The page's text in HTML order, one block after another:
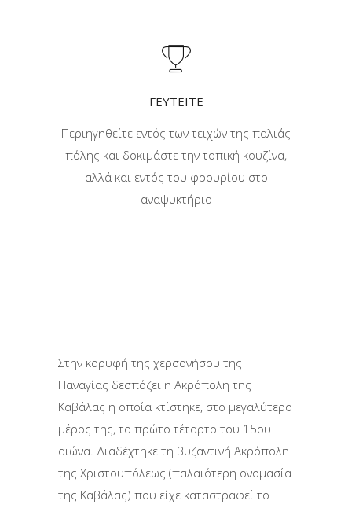
ΓΕΥΤΕΙΤΕ
Περιηγηθείτε εντός των τειχών της παλιάς
πόλης και δοκιμάστε την τοπική κουζίνα,
αλλά και εντός του φρουρίου στο
αναψυκτήριο
Στην κορυφή της χερσονήσου της
Παναγίας δεσπόζει η Ακρόπολη της
Καβάλας η οποία κτίστηκε, στο μεγαλύτερο
μέρος της, το πρώτο τέταρτο του 15ου
αιώνα. Διαδέχτηκε τη βυζαντινή Ακρόπολη
της Χριστουπόλεως (παλαιότερη ονομασία
της Καβάλας) που είχε καταστραφεί το